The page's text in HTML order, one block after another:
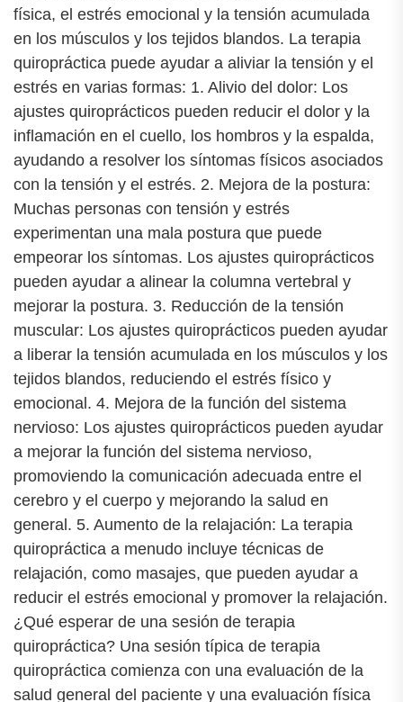
física, el estrés emocional y la tensión acumulada
en los músculos y los tejidos blandos. La terapia
quiropráctica puede ayudar a aliviar la tensión y el
estrés en varias formas: 1. Alivio del dolor: Los
ajustes quiroprácticos pueden reducir el dolor y la
inflamación en el cuello, los hombros y la espalda,
ayudando a resolver los síntomas físicos asociados
con la tensión y el estrés. 2. Mejora de la postura:
Muchas personas con tensión y estrés
experimentan una mala postura que puede
empeorar los síntomas. Los ajustes quiroprácticos
pueden ayudar a alinear la columna vertebral y
mejorar la postura. 3. Reducción de la tensión
muscular: Los ajustes quiroprácticos pueden ayudar
a liberar la tensión acumulada en los músculos y los
tejidos blandos, reduciendo el estrés físico y
emocional. 4. Mejora de la función del sistema
nervioso: Los ajustes quiroprácticos pueden ayudar
a mejorar la función del sistema nervioso,
promoviendo la comunicación adecuada entre el
cerebro y el cuerpo y mejorando la salud en
general. 5. Aumento de la relajación: La terapia
quiropráctica a menudo incluye técnicas de
relajación, como masajes, que pueden ayudar a
reducir el estrés emocional y promover la relajación.
¿Qué esperar de una sesión de terapia
quiropráctica? Una sesión típica de terapia
quiropráctica comienza con una evaluación de la
salud general del paciente y una evaluación física